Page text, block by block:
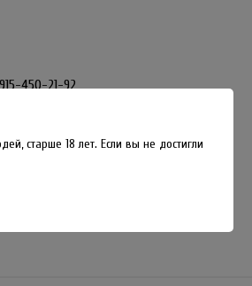
450-21-92
улица Южнобутовская 36
старше 18 лет. Если вы не достигли